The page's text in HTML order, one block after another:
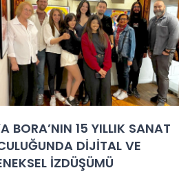
BORA’NIN 15 YILLIK SANAT
DİJİTAL VE
İZDÜŞÜMÜ